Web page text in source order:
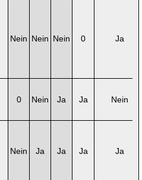
Nein Nein Nein 0 Ja
0 Nein Ja Ja Nein
Nein Ja Ja Ja Ja